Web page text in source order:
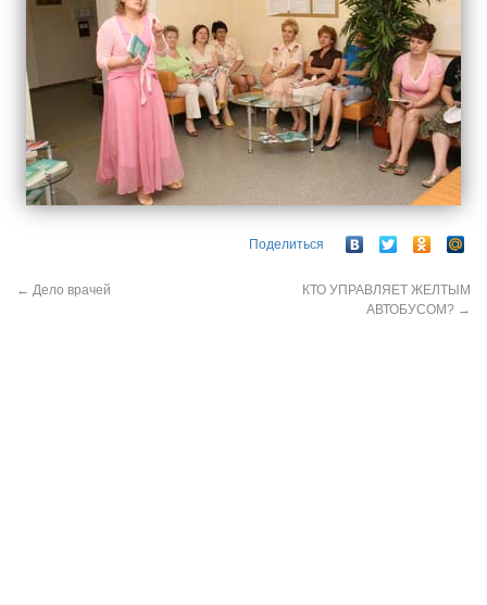
Поделиться
← Дело врачей
КТО УПРАВЛЯЕТ ЖЕЛТЫМ
АВТОБУСОМ? →